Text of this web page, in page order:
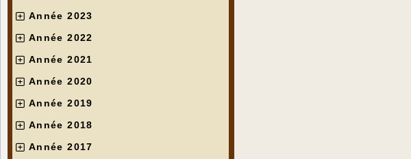
Année 2023
Année 2022
Année 2021
Année 2020
Année 2019
Année 2018
Année 2017